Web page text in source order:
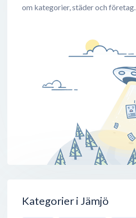
om kategorier, städer och företag.
Kategorier i Jämjö